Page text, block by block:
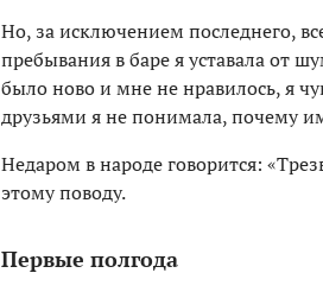
Но, за исключением последнего,
пребывания в баре я уставала от
было ново и мне не нравилось, я
друзьями я не понимала, почему
Недаром в народе говорится:
этому поводу.
Первые полгода